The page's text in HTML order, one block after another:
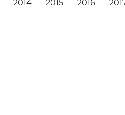
2014 2015 2016